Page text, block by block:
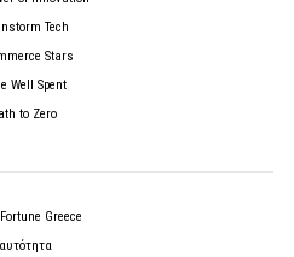
Tech
Stars
Well Spent
to Zero
Greece